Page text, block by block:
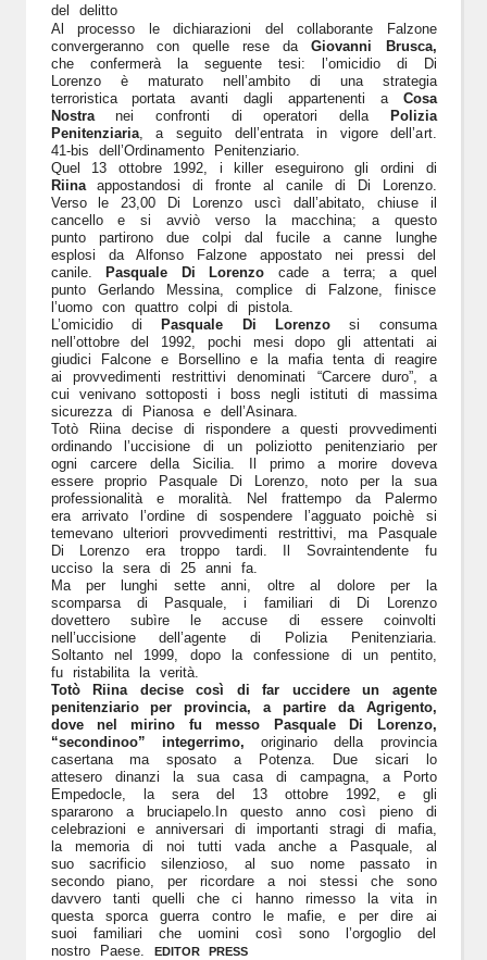
del delitto
Al processo le dichiarazioni del collaborante Falzone
convergeranno con quelle rese da Giovanni Brusca,
che confermerà la seguente tesi: l’omicidio di Di
Lorenzo è maturato nell’ambito di una strategia
terroristica portata avanti dagli appartenenti a Cosa
Nostranei confronti di operatori della Polizia
Penitenziaria, a seguito dell’entrata in vigore dell’art.
41-bis dell’Ordinamento Penitenziario.
Quel 13 ottobre 1992, i killer eseguirono gli ordini di
Riinaappostandosi di fronte al canile di Di Lorenzo.
Verso le 23,00 Di Lorenzo uscì dall’abitato, chiuse il
cancello e si avviò verso la macchina; a questo
punto partirono due colpi dal fucile a canne lunghe
esplosi da Alfonso Falzone appostato nei pressi del
canile. Pasquale Di Lorenzo cade a terra; a quel
punto Gerlando Messina, complice di Falzone, finisce
l’uomo con quattro colpi di pistola.
L’omicidio diPasquale Di Lorenzosi consuma
nell’ottobre del 1992, pochi mesi dopo gli attentati ai
giudici Falcone e Borsellino e la mafia tenta di reagire
ai provvedimenti restrittivi denominati “Carcere duro”, a
cui venivano sottoposti i boss negli istituti di massima
sicurezza di Pianosa e dell’Asinara.
Totò Riina decise di rispondere a questi provvedimenti
ordinando l’uccisione di un poliziotto penitenziario per
ogni carcere della Sicilia. Il primo a morire doveva
essere proprio Pasquale Di Lorenzo, noto per la sua
professionalità e moralità. Nel frattempo da Palermo
era arrivato l’ordine di sospendere l’agguato poichè si
temevano ulteriori provvedimenti restrittivi, ma Pasquale
Di Lorenzo era troppo tardi. Il Sovraintendente fu
ucciso la sera di 25 anni fa.
Ma per lunghi sette anni, oltre al dolore per la
scomparsa di Pasquale, i familiari di Di Lorenzo
dovettero subìre le accuse di essere coinvolti
nell’uccisione dell’agente di Polizia Penitenziaria.
Soltanto nel 1999, dopo la confessione di un pentito,
fu ristabilita la verità.
Totò Riina decise così di far uccidere un agente
penitenziario per provincia, a partire da Agrigento,
dove nel mirino fu messo Pasquale Di Lorenzo,
“secondinoo” integerrimo, originario della provincia
casertana ma sposato a Potenza. Due sicari lo
attesero dinanzi la sua casa di campagna, a Porto
Empedocle, la sera del 13 ottobre 1992, e gli
spararono a bruciapelo.In questo anno così pieno di
celebrazioni e anniversari di importanti stragi di mafia,
la memoria di noi tutti vada anche a Pasquale, al
suo sacrificio silenzioso, al suo nome passato in
secondo piano, per ricordare a noi stessi che sono
davvero tanti quelli che ci hanno rimesso la vita in
questa sporca guerra contro le mafie, e per dire ai
suoi familiari che uomini così sono l’orgoglio del
nostro Paese.
EDITOR PRESS